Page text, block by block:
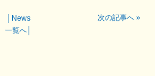
News
一覧へ
次の記事へ »